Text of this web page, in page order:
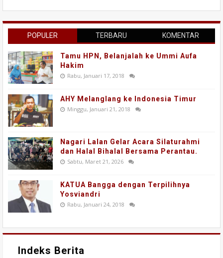
POPULER TERBARU KOMENTAR
Tamu HPN, Belanjalah ke Ummi Aufa
Hakim
Rabu, Januari 17, 2018
AHY Melanglang ke Indonesia Timur
Minggu, Januari 21, 2018
Nagari Lalan Gelar Acara Silaturahmi
dan Halal Bihalal Bersama Perantau.
Sabtu, Maret 21, 2026
KATUA Bangga dengan Terpilihnya
Yosviandri
Rabu, Januari 24, 2018
Indeks Berita